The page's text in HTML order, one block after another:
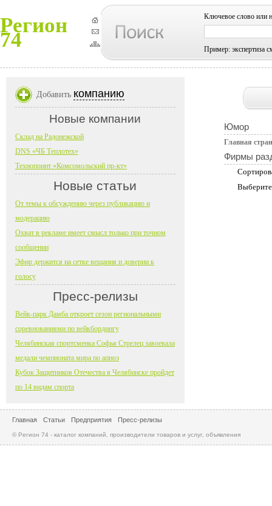
Регион
74
Ключевое слово или
Пример: экспертиза
Юмор
Главная
Фирмы
Добавить компанию
Новые компании
Склад на Радонежской
DNS «ЧБ Теплотех»
Технопоинт «Комсомольский пр-кт»
Новые статьи
От темы к обсуждению через публикацию и
модерацию
Охват в рекламе имеет смысл только при точном
сообщении
Эфир держится на сетке вещания и доверии к
голосу
Пресс-релизы
Вейк-парк Дамба откроет сезон региональными
соревнованиями по вейкбордингу
Челябинская спортсменка Софья Стрелец завоевала
медали чемпионата мира по апноэ
Кубок Защитников Отечества в Челябинске пройдет
по 14 видам спорта
Главная Статьи Предприятия Пресс-релизы
© Регион 74 - каталог компаний, производители товаров и услуг, объявления